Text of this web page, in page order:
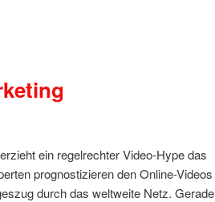
ein regelrechter Video-Hype das
prognostizieren den Online-Videos
durch das weltweite Netz. Gerade